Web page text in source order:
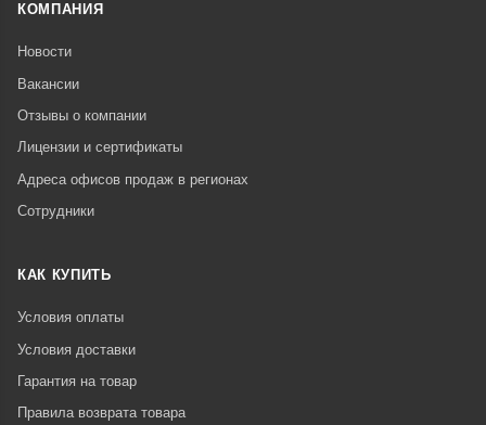
КОМПАНИЯ
Новости
Вакансии
Отзывы о компании
Лицензии и сертификаты
Адреса офисов продаж в регионах
Сотрудники
КАК КУПИТЬ
Условия оплаты
Условия доставки
Гарантия на товар
Правила возврата товара